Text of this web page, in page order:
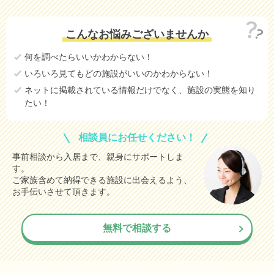
こんなお悩みございませんか
何を調べたらいいかわからない！
いろいろ見てもどの施設がいいのかわからない！
ネットに掲載されている情報だけでなく、施設の実態を知り
たい！
相談員にお任せください！
事前相談から入居まで、親身にサポートしま
す。
ご家族含めて納得できる施設に出会えるよう、
お手伝いさせて頂きます。
無料で相談する